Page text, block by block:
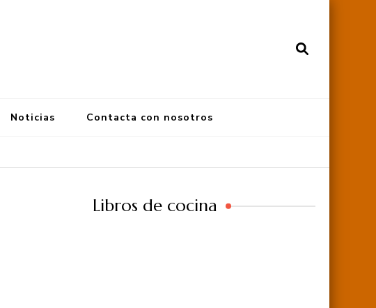
Noticias Contacta con nosotros
Libros de cocina